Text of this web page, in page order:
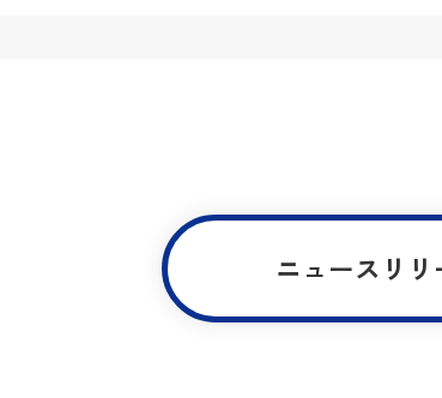
ニュースリ